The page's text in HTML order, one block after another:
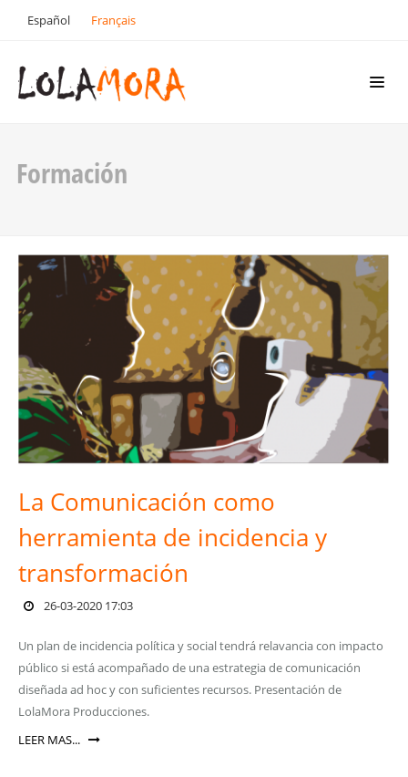
Español Français
Formación
La Comunicación como
herramienta de incidencia y
transformación
26-03-2020 17:03
Un plan de incidencia política y social tendrá relavancia con impacto
público si está acompañado de una estrategia de comunicación
diseñada ad hoc y con suficientes recursos. Presentación de
LolaMora Producciones.
LEER MAS...